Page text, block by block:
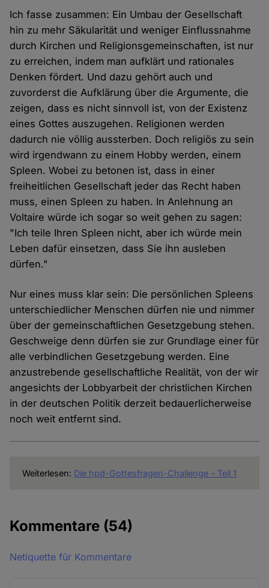
Ich fasse zusammen: Ein Umbau der Gesellschaft
hin zu mehr Säkularität und weniger Einflussnahme
durch Kirchen und Religionsgemeinschaften, ist nur
zu erreichen, indem man aufklärt und rationales
Denken fördert. Und dazu gehört auch und
zuvorderst die Aufklärung über die Argumente, die
zeigen, dass es nicht sinnvoll ist, von der Existenz
eines Gottes auszugehen. Religionen werden
dadurch nie völlig aussterben. Doch religiös zu sein
wird irgendwann zu einem Hobby werden, einem
Spleen. Wobei zu betonen ist, dass in einer
freiheitlichen Gesellschaft jeder das Recht haben
muss, einen Spleen zu haben. In Anlehnung an
Voltaire würde ich sogar so weit gehen zu sagen:
"Ich teile Ihren Spleen nicht, aber ich würde mein
Leben dafür einsetzen, dass Sie ihn ausleben
dürfen."
Nur eines muss klar sein: Die persönlichen Spleens
unterschiedlicher Menschen dürfen nie und nimmer
über der gemeinschaftlichen Gesetzgebung stehen.
Geschweige denn dürfen sie zur Grundlage einer für
alle verbindlichen Gesetzgebung werden. Eine
anzustrebende gesellschaftliche Realität, von der wir
angesichts der Lobbyarbeit der christlichen Kirchen
in der deutschen Politik derzeit bedauerlicherweise
noch weit entfernt sind.
Weiterlesen: Die hpd-Gottesfragen-Challenge – Teil 1
Kommentare (54)
Netiquette für Kommentare